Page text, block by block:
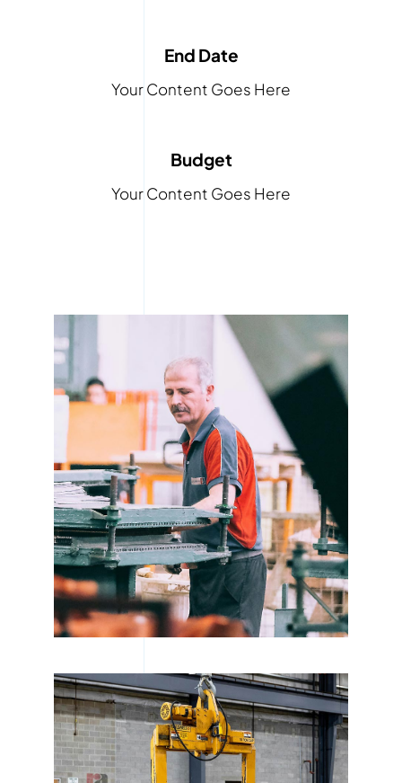
End Date
Your Content Goes Here
Budget
Your Content Goes Here